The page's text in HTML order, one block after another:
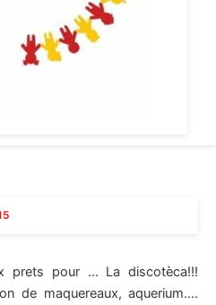
prets pour … La discotèca!!!
de maquereaux, aquerium….